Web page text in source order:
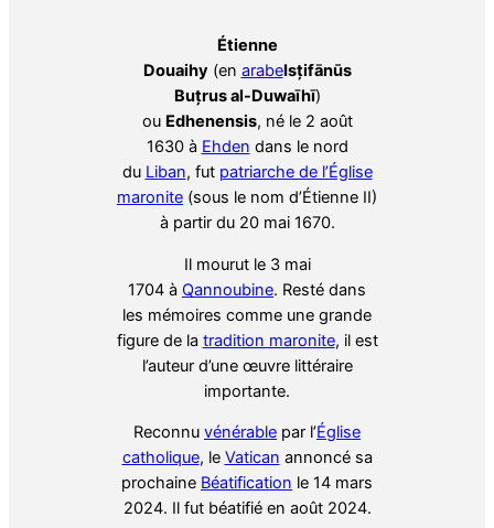
Étienne
Douaihy(en arabeIsțifānūs
Buțrus al-Duwaīhī)
ou Edhenensis, né le 2 août
1630 à Ehden dans le nord
du Liban, fut patriarche de l’Église
maronite (sous le nom d’Étienne II)
à partir du 20 mai 1670.
Il mourut le 3 mai
1704 à Qannoubine. Resté dans
les mémoires comme une grande
figure de la tradition maronite, il est
l’auteur d’une œuvre littéraire
importante.
Reconnu vénérable par l’Église
catholique, le Vatican annoncé sa
prochaine Béatification le 14 mars
2024. Il fut béatifié en août 2024.